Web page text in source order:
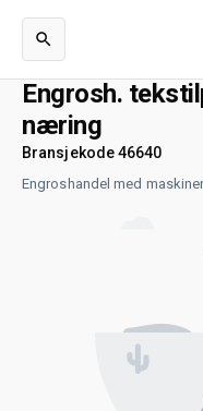
Engrosh.
næring
Bransjekode 46640
Engroshandel med